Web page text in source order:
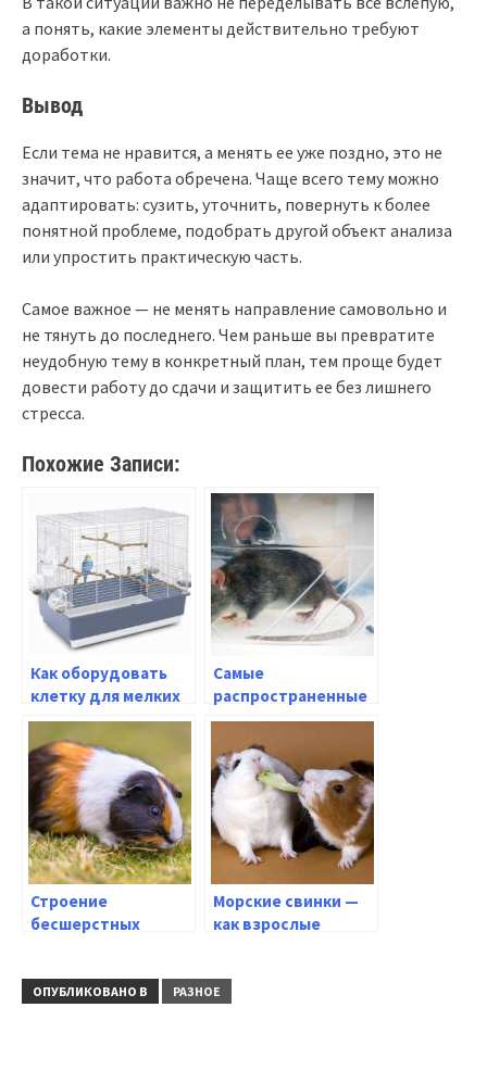
а понять, какие элементы действительно требуют
доработки.
Вывод
Если тема не нравится, а менять ее уже поздно, это не
значит, что работа обречена. Чаще всего тему можно
адаптировать: сузить, уточнить, повернуть к более
понятной проблеме, подобрать другой объект анализа
или упростить практическую часть.
Самое важное — не менять направление самовольно и
не тянуть до последнего. Чем раньше вы превратите
неудобную тему в конкретный план, тем проще будет
довести работу до сдачи и защитить ее без лишнего
стресса.
Похожие Записи:
Как оборудовать
клетку для мелких
млекопитающих?
Самые
распространенные
болезни крыс — на
что обратить
внимание
Строение
бесшерстных
Морские свинки —
как взрослые
другом?
ОПУБЛИКОВАНО В РАЗНОЕ